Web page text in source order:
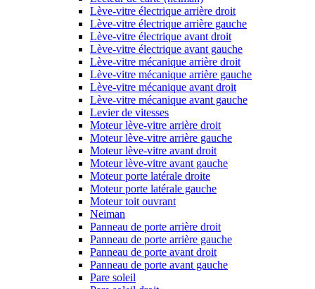
Lève-vitre électrique arrière droit
Lève-vitre électrique arrière gauche
Lève-vitre électrique avant droit
Lève-vitre électrique avant gauche
Lève-vitre mécanique arrière droit
Lève-vitre mécanique arrière gauche
Lève-vitre mécanique avant droit
Lève-vitre mécanique avant gauche
Levier de vitesses
Moteur lève-vitre arrière droit
Moteur lève-vitre arrière gauche
Moteur lève-vitre avant droit
Moteur lève-vitre avant gauche
Moteur porte latérale droite
Moteur porte latérale gauche
Moteur toit ouvrant
Neiman
Panneau de porte arrière droit
Panneau de porte arrière gauche
Panneau de porte avant droit
Panneau de porte avant gauche
Pare soleil